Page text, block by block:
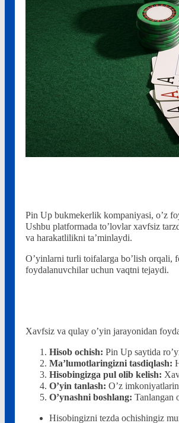
Pin Up bukmekerlik kompaniyasi, o’z
Ushbu platformada to’lovlar xavfsiz
va harakatlilikni ta’minlaydi.
O’yinlarni turli toifalarga bo’lish orqali,
foydalanuvchilar uchun vaqtni tejaydi.
Xavfsiz va qulay o’yin jarayonidan
Hisob ochish: Pin Up saytida
Ma’lumotlaringizni tasdiqlash:
Hisobingizga pul olib kelish:
O’yin tanlash: O’z
O’ynashni boshlang: Tanlangan
Hisobingizni tezda ochishingiz